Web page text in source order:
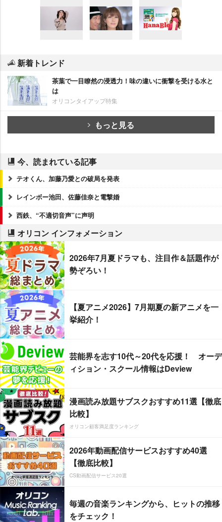
新着トレンド
茶葉で一目瞭然の浸透力！味の違いに衝撃を受ける水と
は
オリコンタイアップ特集
もっと見る
今、読まれている記事
テオくん、加藤乃愛との破局を発表
レインボー池田、佐藤佳奈と電撃婚
西鉄、“不適切音声”に声明
オリコン インフォメーション
2026年7月夏ドラマも、注目作＆話題作が
勢ぞろい！
【夏アニメ2026】7月期夏の新アニメを一
挙紹介！
芸能界を志す10代～20代を応援！ オーデ
ィション・スクール情報はDeview
漫画読み放題サブスクおすすめ11選【徹底
比較】
オリコン顧客満足度ランキング
2026年動画配信サービスおすすめ40選
【徹底比較】
CS動画配信サービス20選
毎週の音楽ランキングから、ヒットの推移
をチェック！